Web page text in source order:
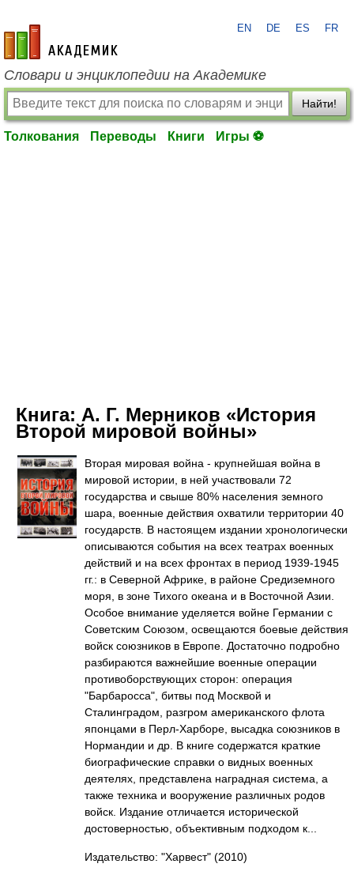
academic.ru
EN DE ES FR
Словари и энциклопедии на Академике
Найти!
Толкования Переводы Книги Игры ⚽
Книга: А. Г. Мерников «История
Второй мировой войны»
Вторая мировая война - крупнейшая война в
мировой истории, в ней участвовали 72
государства и свыше 80% населения земного
шара, военные действия охватили территории 40
государств. В настоящем издании хронологически
описываются события на всех театрах военных
действий и на всех фронтах в период 1939-1945
гг.: в Северной Африке, в районе Средиземного
моря, в зоне Тихого океана и в Восточной Азии.
Особое внимание уделяется войне Германии с
Советским Союзом, освещаются боевые действия
войск союзников в Европе. Достаточно подробно
разбираются важнейшие военные операции
противоборствующих сторон: операция
"Барбаросса", битвы под Москвой и
Сталинградом, разгром американского флота
японцами в Перл-Харборе, высадка союзников в
Нормандии и др. В книге содержатся краткие
биографические справки о видных военных
деятелях, представлена наградная система, а
также техника и вооружение различных родов
войск. Издание отличается исторической
достоверностью, объективным подходом к...
Издательство: "Харвест" (2010)